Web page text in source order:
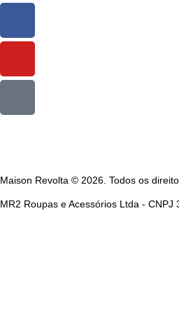
Maison Revolta © 2026. Todos os
MR2 Roupas e Acessórios Ltda -